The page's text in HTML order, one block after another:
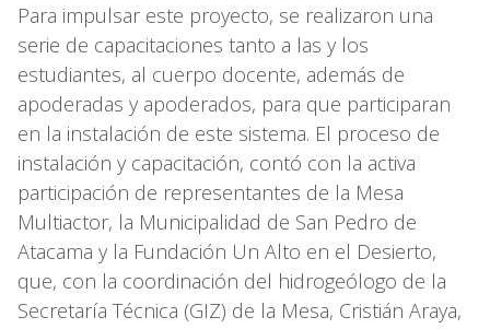
Para impulsar este proyecto, se realizaron una
serie de capacitaciones tanto a las y los
estudiantes, al cuerpo docente, además de
apoderadas y apoderados, para que participaran
en la instalación de este sistema. El proceso de
instalación y capacitación, contó con la activa
participación de representantes de la Mesa
Multiactor, la Municipalidad de San Pedro de
Atacama y la Fundación Un Alto en el Desierto,
que, con la coordinación del hidrogeólogo de la
Secretaría Técnica (GIZ) de la Mesa, Cristián Araya,